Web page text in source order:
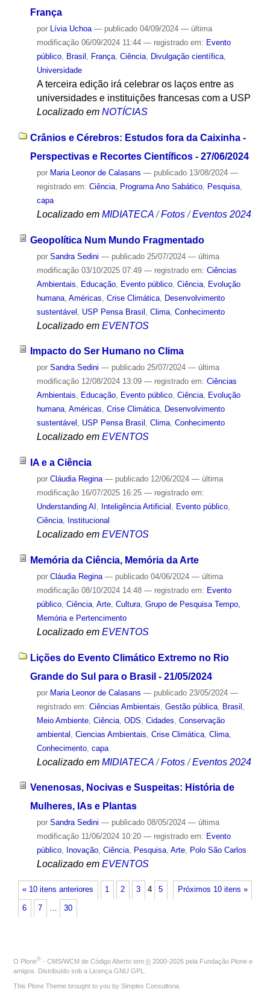
França
por Lívia Uchoa — publicado04/09/2024 — última
modificação06/09/2024 11:44 — registrado em: Evento
público, Brasil , França, Ciência, Divulgação científica,
Universidade
A terceira edição irá celebrar os laços entre as
universidades e instituições francesas com a USP
Localizado em NOTÍCIAS
Crânios e Cérebros: Estudos fora da Caixinha -
Perspectivas e Recortes Científicos - 27/06/2024
por Maria Leonor de Calasans — publicado13/08/2024 —
registrado em: Ciência, Programa Ano Sabático, Pesquisa,
capa
Localizado em MIDIATECA /Fotos /Eventos 2024
Geopolítica Num Mundo Fragmentado
por Sandra Sedini — publicado25/07/2024 — última
modificação03/10/2025 07:49 — registrado em: Ciências
Ambientais
Educação, Evento público, Ciência, Evolução
humana, Américas Crise Climática, Desenvolvimento
sustentável
USP Pensa Brasil Clima, Conhecimento
Localizado em EVENTOS
Impacto do Ser Humano no Clima
por Sandra Sedini — publicado25/07/2024 — última
modificação12/08/2024 13:09 — registrado em: Ciências
Ambientais, Educação, Evento público, Ciência, Evolução
humana, Américas, Crise Climática, Desenvolvimento
sustentável , USP Pensa Brasil , Clima, Conhecimento
Localizado em EVENTOS
IA e a Ciência
por Cláudia Regina — publicado12/06/2024 — última
modificação16/07/2025 16:25 — registrado em:
Understanding AI , Inteligência Artificial , Evento público,
Ciência, Institucional
Localizado em EVENTOS
Memória da Ciência, Memória da Arte
por Cláudia Regina — publicado04/06/2024 — última
modificação08/10/2024 14:48 — registrado em: Evento
público, Ciência, Arte, Cultura, Grupo de Pesquisa Tempo,
Memória e Pertencimento
Localizado em EVENTOS
Lições do Evento Climático Extremo no Rio
Grande do Sul para o Brasil - 21/05/2024
por Maria Leonor de Calasans — publicado23/05/2024 —
registrado em: Ciências Ambientais Gestão pública, Brasil
Meio Ambiente, Ciência, ODS Cidades Conservação
ambiental Ciencias Ambientais Crise Climática, Clima,
Conhecimento, capa
Localizado em MIDIATECA /Fotos /Eventos 2024
Venenosas, Nocivas e Suspeitas: História de
Mulheres, IAs e Plantas
por Sandra Sedini — publicado08/05/2024 — última
modificação11/06/2024 10:20 — registrado em: Evento
público, Inovação, Ciência, Pesquisa, Arte, Polo São Carlos
Localizado em EVENTOS
« 10 itens anteriores Próximos 10 itens »
1 2 3 4 5
6 7 … 30
O Plone® - CMS/WCM de Código Aberto tem © 2000-2026 pela Fundação Plone e
amigos. Distribuído sob a Licença GNU GPL
This Plone Theme brought to you by Simples Consultoria